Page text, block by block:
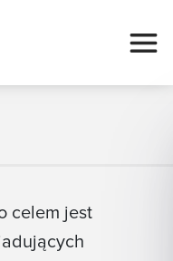
celem jest